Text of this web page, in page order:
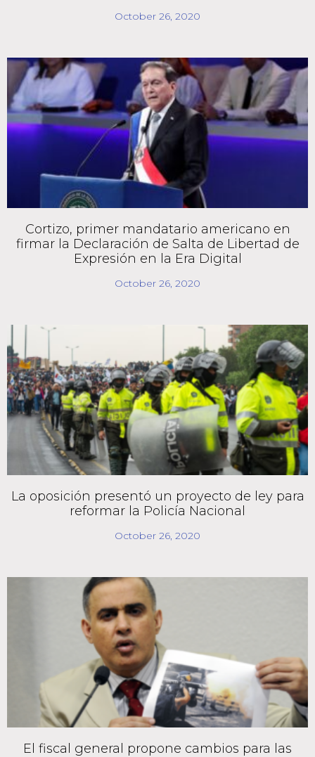
October 26, 2020
Cortizo, primer mandatario americano en
firmar la Declaración de Salta de Libertad de
Expresión en la Era Digital
October 26, 2020
La oposición presentó un proyecto de ley para
reformar la Policía Nacional
October 26, 2020
El fiscal general propone cambios para las